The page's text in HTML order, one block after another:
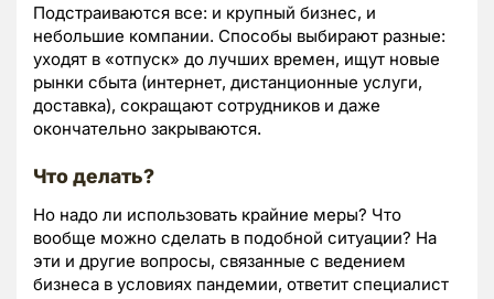
Подстраиваются все: и крупный бизнес, и
небольшие компании. Способы выбирают разные:
уходят в «отпуск» до лучших времен, ищут новые
рынки сбыта (интернет, дистанционные услуги,
доставка), сокращают сотрудников и даже
окончательно закрываются.
Что делать?
Но надо ли использовать крайние меры? Что
вообще можно сделать в подобной ситуации? На
эти и другие вопросы, связанные с ведением
бизнеса в условиях пандемии, ответит специалист